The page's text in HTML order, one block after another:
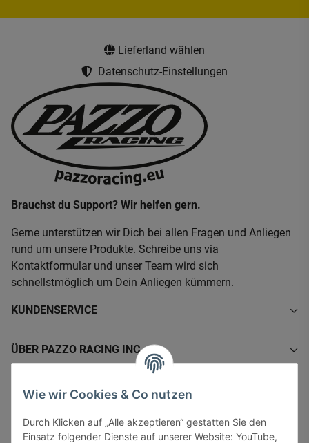
Lieferland wählen
Datenschutz-Einstellungen
Brauchst du Support? Wir helfen gern.
Gerne unterstützen wir Dich bei allen Fragen und Anliegen
rund um unsere Produkte. Schreibe uns via
Kontaktformular und unser Team wird sich
schnellstmöglich um Dein Anliegen kümmern.
KUNDENSERVICE
ÜBER PAZZO RACING INC.
INFORMATIONEN
GESETZLICHE INFORMATIONEN
Wie wir Cookies & Co nutzen
Durch Klicken auf „Alle akzeptieren“ gestatten Sie den
Einsatz folgender Dienste auf unserer Website: YouTube,